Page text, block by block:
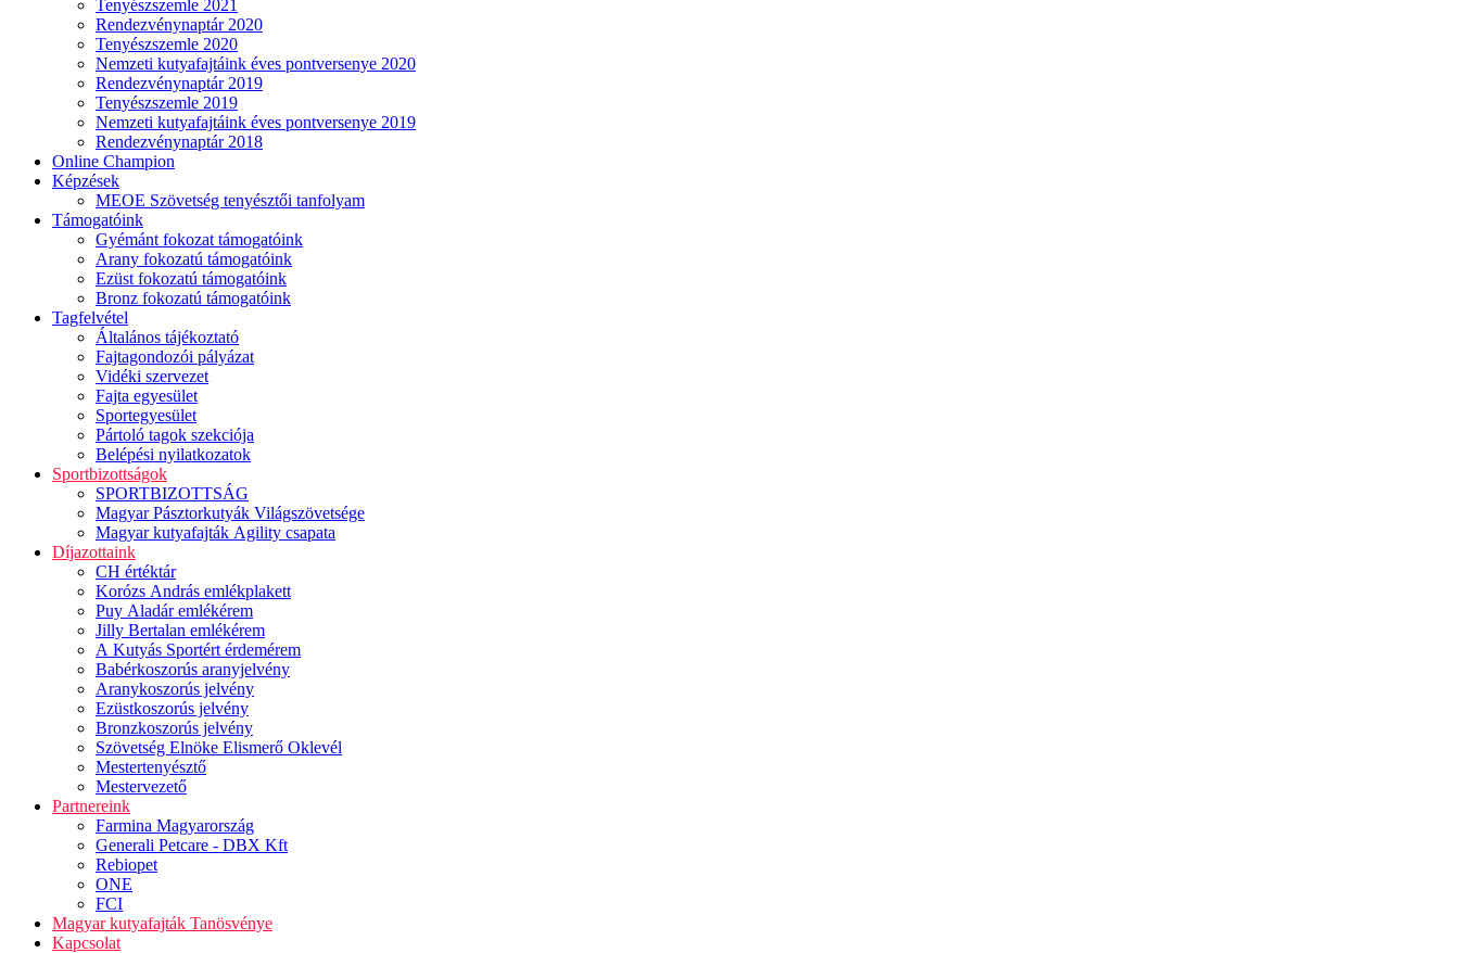
Tenyészszemle 2021
Rendezvénynaptár 2020
Tenyészszemle 2020
Nemzeti kutyafajtáink éves pontversenye 2020
Rendezvénynaptár 2019
Tenyészszemle 2019
Nemzeti kutyafajtáink éves pontversenye 2019
Rendezvénynaptár 2018
Online Champion
Képzések
MEOE Szövetség tenyésztői tanfolyam
Támogatóink
Gyémánt fokozat támogatóink
Arany fokozatú támogatóink
Ezüst fokozatú támogatóink
Bronz fokozatú támogatóink
Tagfelvétel
Általános tájékoztató
Fajtagondozói pályázat
Vidéki szervezet
Fajta egyesület
Sportegyesület
Pártoló tagok szekciója
Belépési nyilatkozatok
Sportbizottságok
SPORTBIZOTTSÁG
Magyar Pásztorkutyák Világszövetsége
Magyar kutyafajták Agility csapata
Díjazottaink
CH értéktár
Korózs András emlékplakett
Puy Aladár emlékérem
Jilly Bertalan emlékérem
A Kutyás Sportért érdemérem
Babérkoszorús aranyjelvény
Aranykoszorús jelvény
Ezüstkoszorús jelvény
Bronzkoszorús jelvény
Szövetség Elnöke Elismerő Oklevél
Mestertenyésztő
Mestervezető
Partnereink
Farmina Magyarország
Generali Petcare - DBX Kft
Rebiopet
ONE
FCI
Magyar kutyafajták Tanösvénye
Kapcsolat